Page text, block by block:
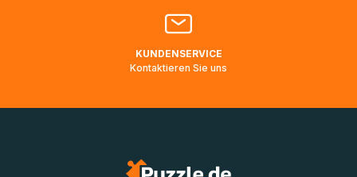
Lieferadressen in Deutschland oder Europa mehrere Tage
KUNDENSERVICE
Kontaktieren Sie uns